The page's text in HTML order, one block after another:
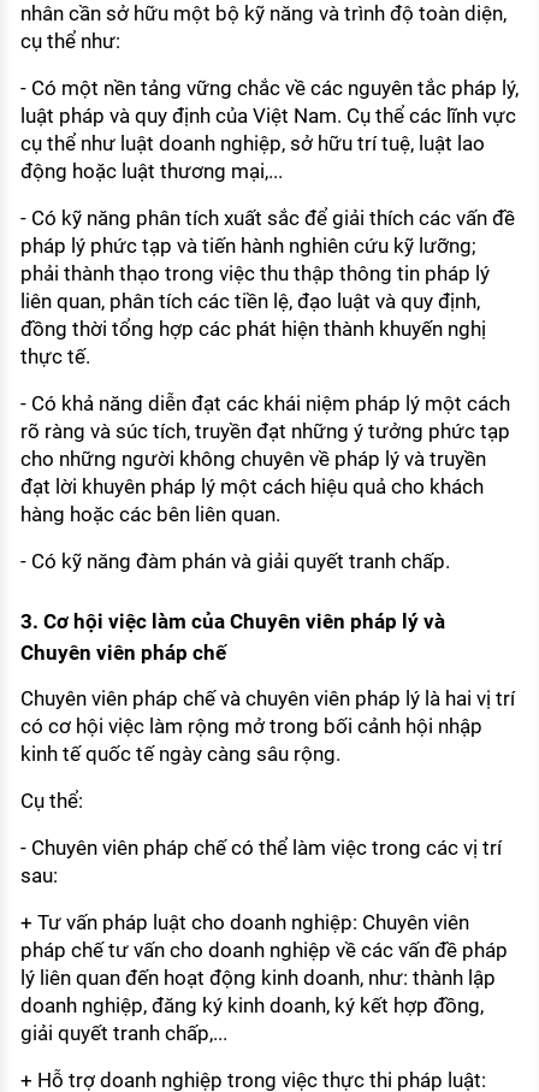
nhân cần sở hữu một bộ kỹ năng và trình độ toàn diện,
cụ thể như:
- Có một nền tảng vững chắc về các nguyên tắc pháp lý,
luật pháp và quy định của Việt Nam. Cụ thể các lĩnh vực
cụ thể như luật doanh nghiệp, sở hữu trí tuệ, luật lao
động hoặc luật thương mại,...
- Có kỹ năng phân tích xuất sắc để giải thích các vấn đề
pháp lý phức tạp và tiến hành nghiên cứu kỹ lưỡng;
phải thành thạo trong việc thu thập thông tin pháp lý
liên quan, phân tích các tiền lệ, đạo luật và quy định,
đồng thời tổng hợp các phát hiện thành khuyến nghị
thực tế.
- Có khả năng diễn đạt các khái niệm pháp lý một cách
rõ ràng và súc tích, truyền đạt những ý tưởng phức tạp
cho những người không chuyên về pháp lý và truyền
đạt lời khuyên pháp lý một cách hiệu quả cho khách
hàng hoặc các bên liên quan.
- Có kỹ năng đàm phán và giải quyết tranh chấp.
3. Cơ hội việc làm của Chuyên viên pháp lý và
Chuyên viên pháp chế
Chuyên viên pháp chế và chuyên viên pháp lý là hai vị trí
có cơ hội việc làm rộng mở trong bối cảnh hội nhập
kinh tế quốc tế ngày càng sâu rộng.
Cụ thể:
- Chuyên viên pháp chế có thể làm việc trong các vị trí
sau:
+ Tư vấn pháp luật cho doanh nghiệp: Chuyên viên
pháp chế tư vấn cho doanh nghiệp về các vấn đề pháp
lý liên quan đến hoạt động kinh doanh, như: thành lập
doanh nghiệp, đăng ký kinh doanh, ký kết hợp đồng,
giải quyết tranh chấp,...
+ Hỗ trợ doanh nghiệp trong việc thực thi pháp luật: